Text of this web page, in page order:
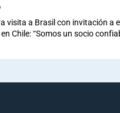
visita a Brasil con invitación a
Chile: “Somos un socio